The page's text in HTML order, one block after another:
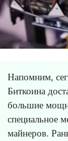
Напомним,
Биткоина
большие
специальное
майнеров.